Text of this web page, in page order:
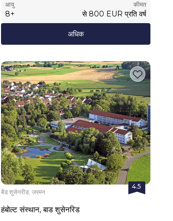
आयु
8+
कीमत
से 800 EUR प्रति वर्ष
अधिक
4.5
बैड शुसेनरीड, जरमन
हंबोल्ट संस्थान, बाड शुसेनरिड